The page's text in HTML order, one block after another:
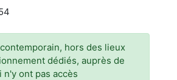
hors des lieux
dédiés, auprès de
ont pas accès